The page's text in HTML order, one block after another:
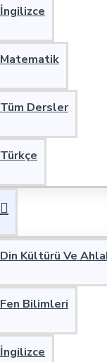
İngilizce
Matematik
Tüm Dersler
Türkçe
Din Kültürü Ve
Fen Bilimleri
İngilizce